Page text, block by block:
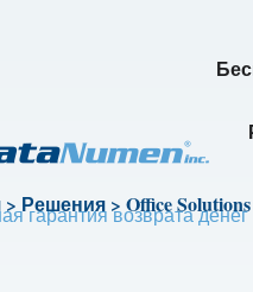
гарантия возврата денег
> Решения> Office Solutions